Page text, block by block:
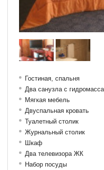
Гостиная, спальня
Два санузла с
Мягкая мебель
Двуспальная кровать
Туалетный столик
Журнальный столик
Шкаф
Два телевизора ЖК
Набор посуды